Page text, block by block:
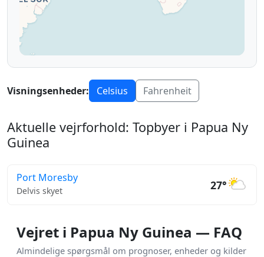
Visningsenheder: Celsius Fahrenheit
Aktuelle vejrforhold: Topbyer i Papua Ny
Guinea
Port Moresby
Delvis skyet 27°
Vejret i Papua Ny Guinea — FAQ
Almindelige spørgsmål om prognoser, enheder og kilder